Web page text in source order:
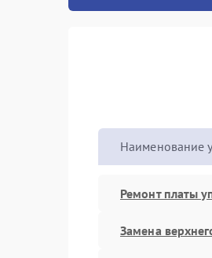
Наименование
Ремонт платы
Замена